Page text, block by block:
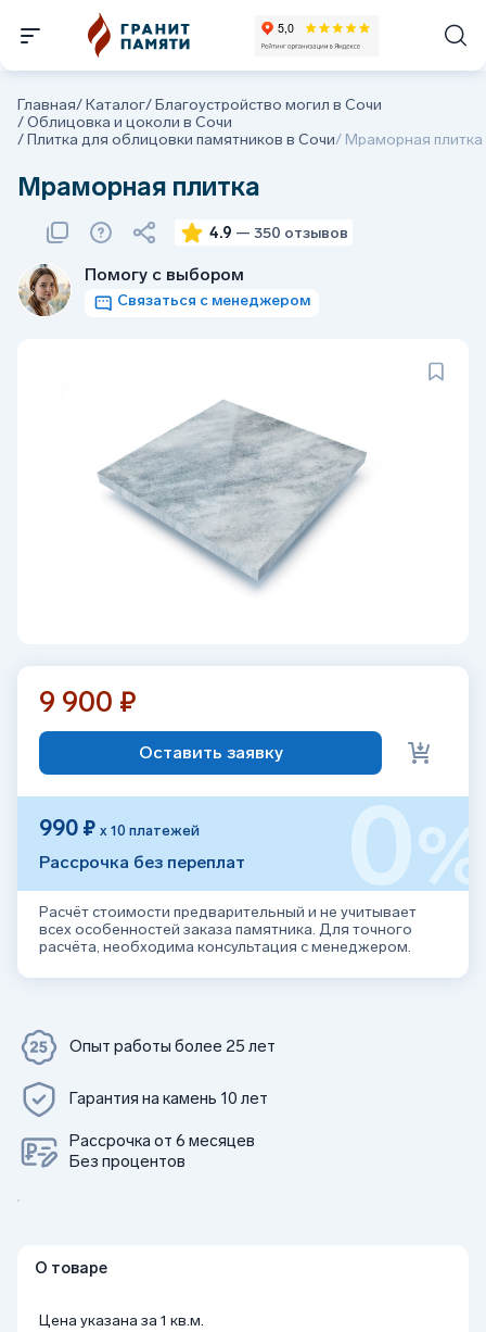
Главная/Каталог/Благоустройство могил в Сочи
/Облицовка и цоколи в Сочи
/Плитка для облицовки памятников в Сочи/ Мраморная плитка
Мраморная плитка
4.9 — 350 отзывов
Помогу с выбором
Связаться с менеджером
9 900 ₽
Оставить заявку
990 ₽ х 10 платежей
Рассрочка без переплат 0%
Расчёт стоимости предварительный и не учитывает
всех особенностей заказа памятника. Для точного
расчёта, необходима консультация с менеджером.
Опыт работы более 25 лет
Гарантия на камень 10 лет
Рассрочка от 6 месяцев
Без процентов
О товаре
Цена указана за 1 кв.м.